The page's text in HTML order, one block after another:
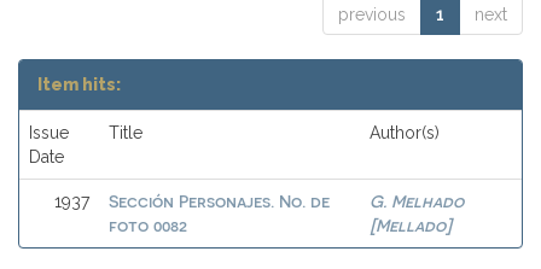
previous 1 next
Item hits:
Issue
Date
Title Author(s)
1937
Sección Personajes. No. de
foto 0082
G. Melhado
[Mellado]